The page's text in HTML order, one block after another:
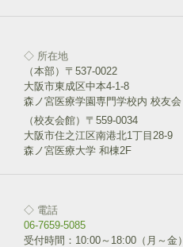
)
◇ 所在地
（本部）〒537-0022
大阪市東成区中本4-1-8
森ノ宮医療学園専門学校内 校友会
（校友会館）〒559-0034
大阪市住之江区南港北1丁目28-9
森ノ宮医療大学 和棟2F
◇ 電話
06-7659-5085
受付時間：10:00～18:00（月～金）